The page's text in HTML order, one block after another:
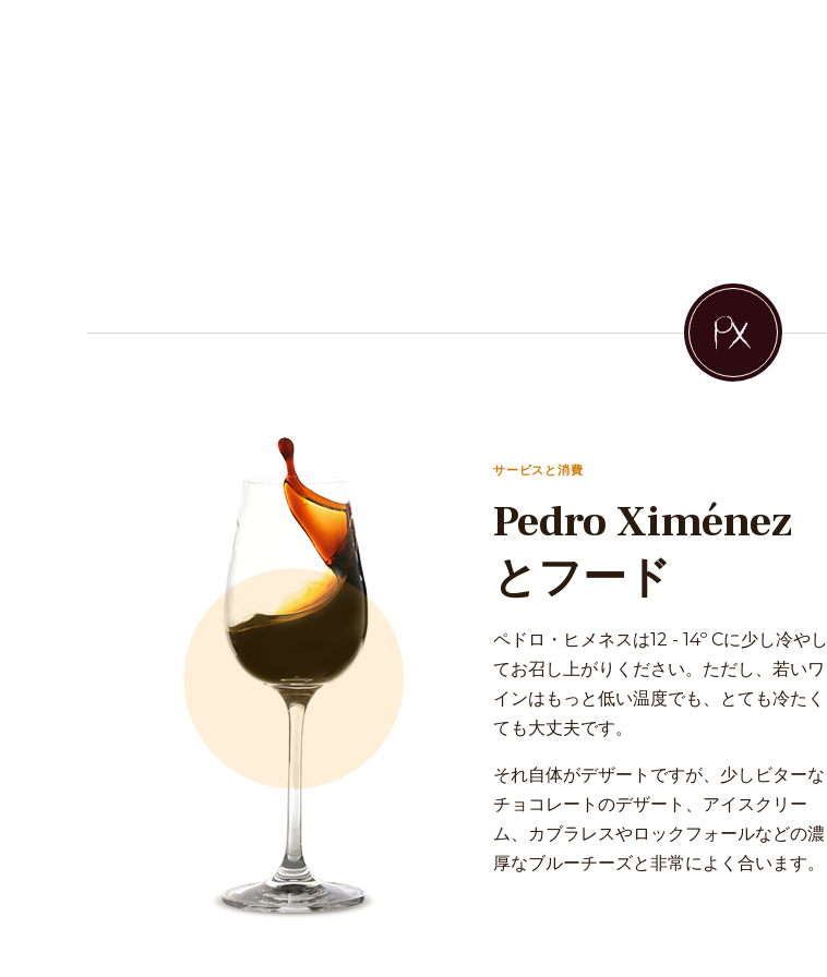
サービスと消費
Pedro Ximénez
とフード
ペドロ・ヒメネスは12 - 14º Cに少し冷やし
てお召し上がりください。ただし、若いワ
インはもっと低い温度でも、とても冷たく
ても大丈夫です。
それ自体がデザートですが、少しビターな
チョコレートのデザート、アイスクリー
ム、カブラレスやロックフォールなどの濃
厚なブルーチーズと非常によく合います。